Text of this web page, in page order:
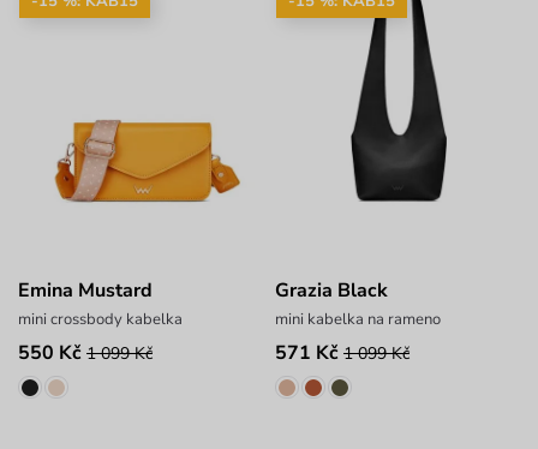
Emina Mustard
mini crossbody kabelka
550 Kč 1 099 Kč
Grazia Black
mini kabelka na rameno
571 Kč 1 099 Kč